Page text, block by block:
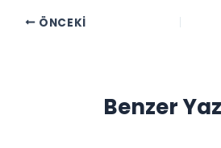
ÖNCEKI
Benzer